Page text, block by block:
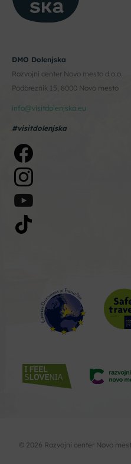
DMO Dolenjska
Razvojni center Novo mesto d.o.o.
Podbreznik 15, 8000 Novo mesto
info@visitdolenjska.eu
#visitdolenjska
© 2026 Razvojni center Novo